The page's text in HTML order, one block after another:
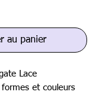
au panier
Lace
formes et couleurs